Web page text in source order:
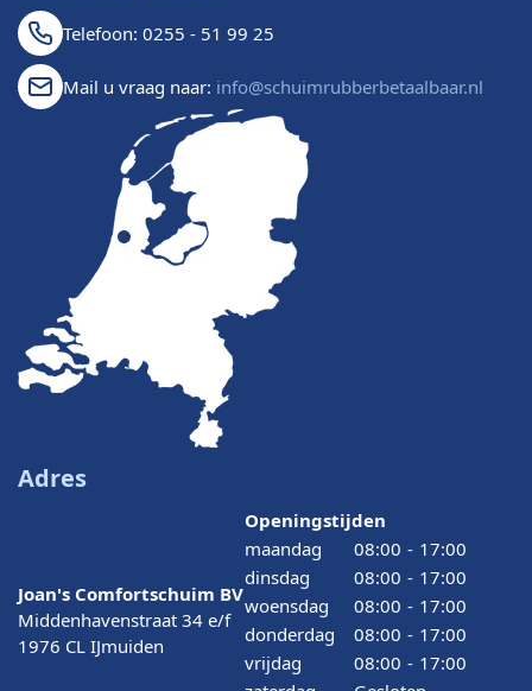
Telefoon: 0255 - 51 99 25
Mail u vraag naar: info@schuimrubberbetaalbaar.nl
Adres
Joan's Comfortschuim BV
Middenhavenstraat 34 e/f
1976 CL IJmuiden
Openingstijden
maandag
08:00 - 17:00
dinsdag
08:00 - 17:00
woensdag
08:00 - 17:00
donderdag
08:00 - 17:00
vrijdag
08:00 - 17:00